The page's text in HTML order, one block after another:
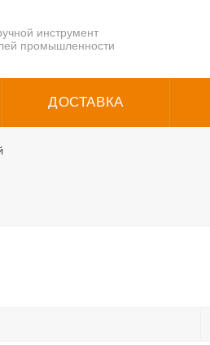
инструмент
промышленности
ДОСТАВКА